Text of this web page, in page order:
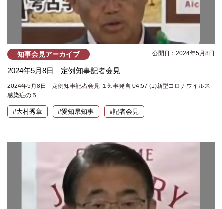
知事会見アーカイブ 公開日：2024年5月8日
2024年5月8日 定例知事記者会見
2024年5月8日 定例知事記者会見 １知事発言 04:57 (1)新型コロナウイルス
感染症の５…
#大村秀章 #愛知県知事 #記者会見